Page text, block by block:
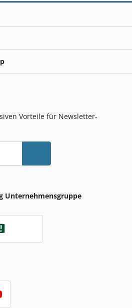
Vorteile für Newsletter-
Unternehmensgruppe